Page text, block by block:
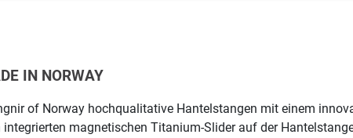
IN NORWAY
of Norway hochqualitative Hantelstangen mit einem
magnetischen Titanium-Slider auf der